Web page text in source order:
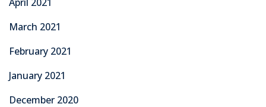
March 2021
February 2021
January 2021
December 2020